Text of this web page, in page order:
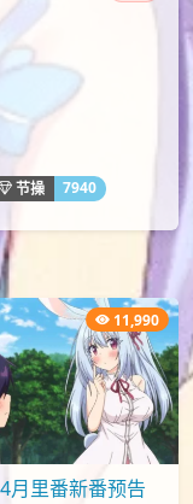
节操 7940
11,990
月里番新番预告